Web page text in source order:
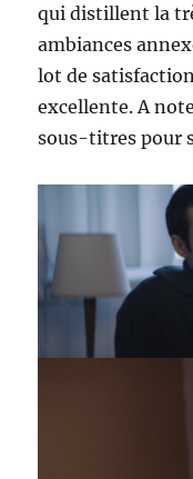
qui distillent la
ambiances
lot de
excellente. A
sous-titres pour